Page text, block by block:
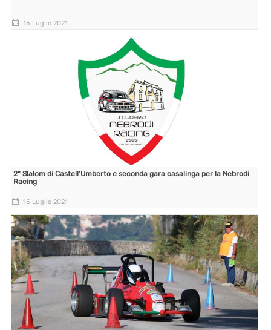
16 Luglio 2021
2° Slalom di Castell’Umberto e seconda gara casalinga per la Nebrodi
Racing
15 Luglio 2021